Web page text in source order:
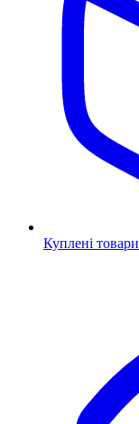
Куплені товари